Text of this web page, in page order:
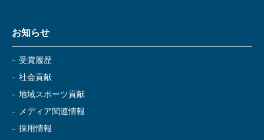
お知らせ
受賞履歴
社会貢献
地域スポーツ貢献
メディア関連情報
採用情報